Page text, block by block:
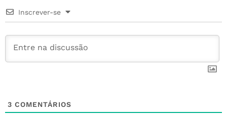
o
k
st
p
Inscrever-se
3 COMENTÁRIOS